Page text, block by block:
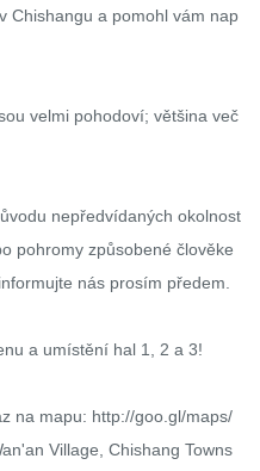
Chishangu a pomohl vám nap
velmi pohodoví; většina več
nepředvídaných okolnost
pohromy způsobené člověke
nás prosím předem.
a umístění hal 1, 2 a 3!
na mapu: http://goo.gl/maps/
Village, Chishang Towns